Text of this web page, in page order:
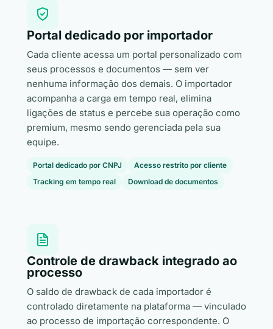
Portal dedicado por importador
Cada cliente acessa um portal personalizado com
seus processos e documentos — sem ver
nenhuma informação dos demais. O importador
acompanha a carga em tempo real, elimina
ligações de status e percebe sua operação como
premium, mesmo sendo gerenciada pela sua
equipe.
Portal dedicado por CNPJ
Acesso restrito por cliente
Tracking em tempo real
Download de documentos
Controle de drawback integrado ao
processo
O saldo de drawback de cada importador é
controlado diretamente na plataforma — vinculado
ao processo de importação correspondente. O